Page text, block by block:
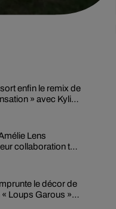
enfin le remix de
» avec Kylie
Lens
collaboration tant
le décor de
« Loups Garous »